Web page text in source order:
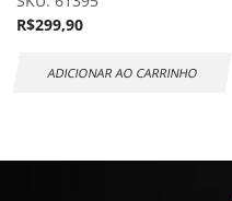
R$299,90
ADICIONAR AO CARRINHO